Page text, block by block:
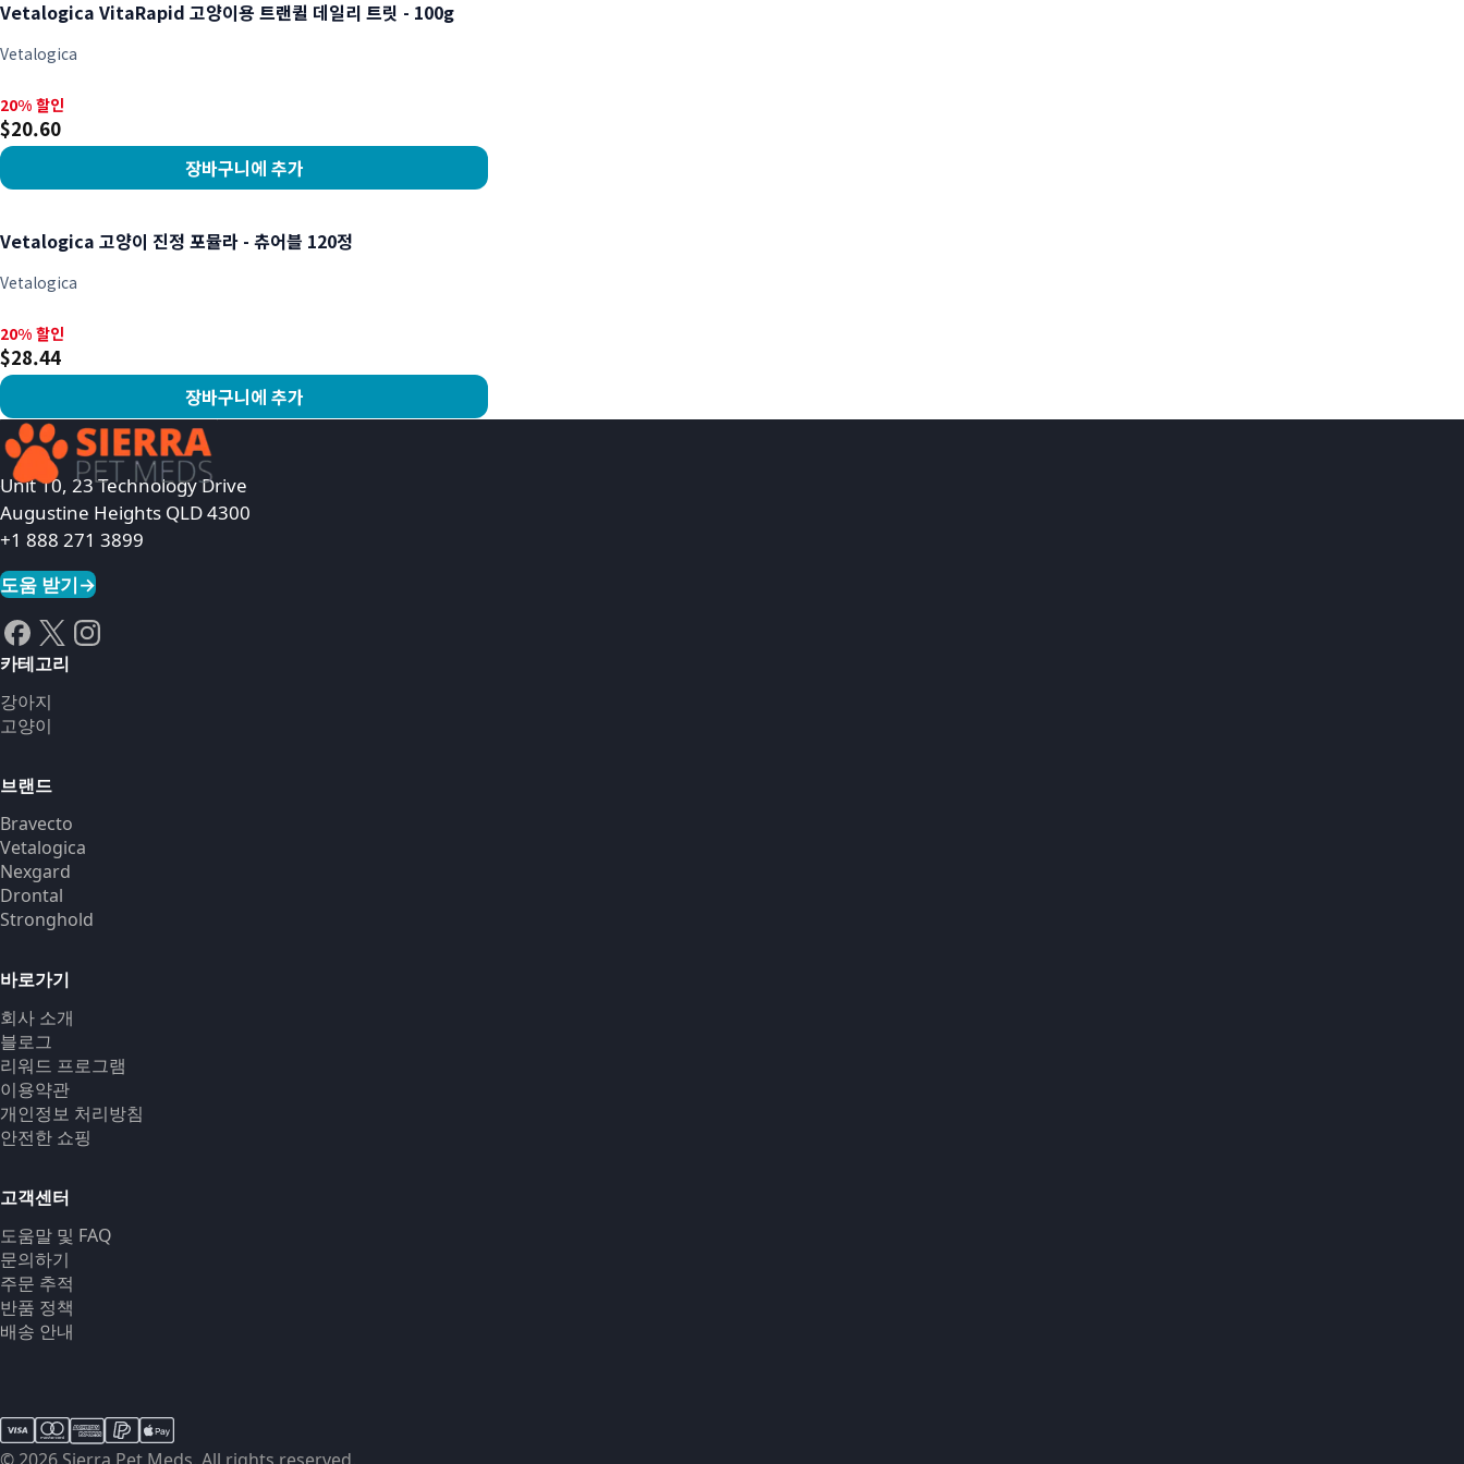
Vetalogica VitaRapid 고양이용 트랜퀼 데일리 트릿 - 100g
Vetalogica
20% 할인, $20.60
20% 할인
$20.60
장바구니에 추가
Vetalogica 고양이 진정 포뮬라 - 츄어블 120정
Vetalogica
20% 할인, $28.44
20% 할인
$28.44
장바구니에 추가
상품 보기
Unit 10, 23 Technology Drive
Augustine Heights QLD 4300
+1 888 271 3899
도움 받기→
카테고리
강아지
고양이
브랜드
Bravecto
Vetalogica
Nexgard
Drontal
Stronghold
바로가기
회사 소개
블로그
리워드 프로그램
이용약관
개인정보 처리방침
안전한 쇼핑
고객센터
도움말 및 FAQ
문의하기
주문 추적
반품 정책
배송 안내